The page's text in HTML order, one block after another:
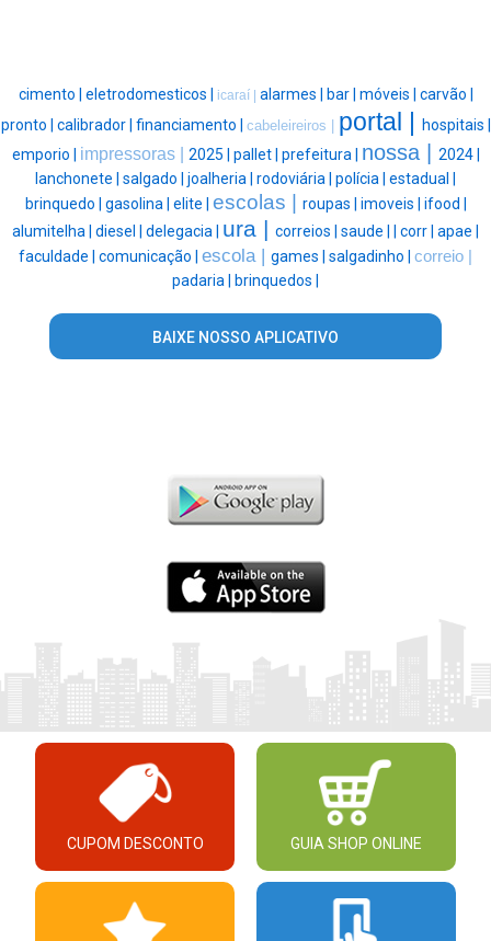
cimento | eletrodomesticos | icaraí | alarmes | bar | móveis | carvão |
pronto | calibrador | financiamento | cabeleireiros | portal |
hospitais |
emporio | impressoras | 2025 | pallet | prefeitura | nossa |
2024 |
lanchonete | salgado | joalheria | rodoviária | polícia | estadual |
brinquedo | gasolina | elite | escolas | roupas | imoveis | ifood |
alumitelha | diesel | delegacia | ura | correios | saude | corr | apae |
faculdade | comunicação | escola | games | salgadinho | correio |
padaria |
brinquedos |
BAIXE NOSSO APLICATIVO
CUPOM DESCONTO GUIA SHOP ONLINE